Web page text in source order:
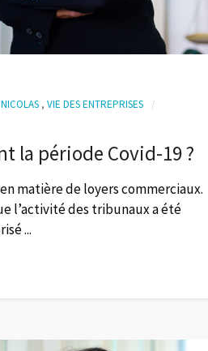
, VIE DES ENTREPRISES
la période Covid-19 ?
matière de loyers commerciaux.
l’activité des tribunaux a été
...